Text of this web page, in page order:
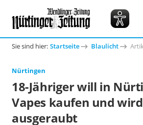
Sie sind hier: Startseite Blaulicht
Nürtingen
18-Jähriger will in
Vapes kaufen und wird
ausgeraubt